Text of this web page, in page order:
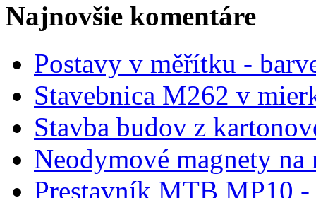
Najnovšie komentáre
Postavy v měřítku -
Stavebnica M262 v
Stavba budov z
Neodymové magnety na
Prestavník MTB MP10